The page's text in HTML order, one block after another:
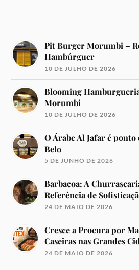
Pit Burger Morumbi –
Hambúrguer
10 DE JULHO DE 2026
Blooming
Morumbi
10 DE JULHO DE 2026
O Árabe Al Jafar é
Belo
5 DE JUNHO DE 2026
Barbacoa: A
Referência de
24 DE MAIO DE 2026
Cresce a Procura por
Caseiras nas Grandes
24 DE MAIO DE 2026